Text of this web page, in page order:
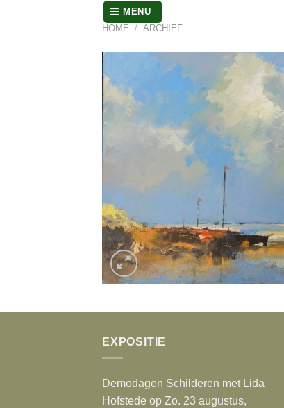
MENU
HOME / ARCHIEF
EXPOSITIE
Demodagen Schilderen met Lida
Hofstede op Zo. 23 augustus,